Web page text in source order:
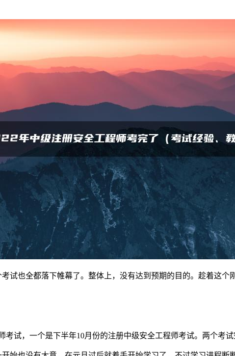
试也全都落下帷幕了。整体上，没有达到预期的目的。趁着这
试，一个是下半年10月份的注册中级安全工程师考试。两个考